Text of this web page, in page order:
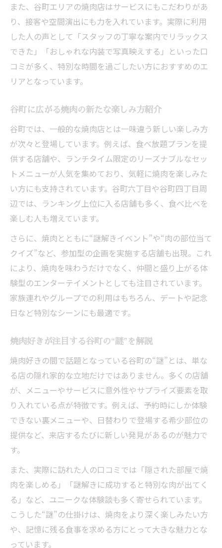
焼肉で盛り上がる谷町独自のエンタメ体験
仲間と一緒に楽しむ谷町焼肉の新提案
谷町の焼肉エンタメで会話が弾む理由
焼肉好きが集う谷町の独自サービス紹介
谷町焼肉で体験するユニークな集まり方
また、谷町エリアの焼肉店はサービスにもこだわりがあ
り、接客や空間演出にも力を入れています。実際に利用
した人の声として「スタッフの丁寧な案内でリラックス
できた」「おしゃれな内装で写真映えする」といった口
コミが多く、特別な時間を過ごしたい方におすすめのエ
リアとなっています。
谷町に広がる焼肉の新たな楽しみ方紹介
谷町では、一般的な焼肉店とは一味違う新しい楽しみ方
が次々と登場しています。例えば、食べ放題プランを提
供する店舗や、ランチタイム限定のリーズナブルなセッ
トメニューが人気を集めており、気軽に焼肉を楽しみた
い方にも支持されています。谷町六丁目や谷町四丁目周
辺では、ランキング上位に入る店舗も多く、食べ比べを
楽しむ人も増えています。
さらに、焼肉とともに“謎解きイベント”や“肉の部位当て
クイズ”など、参加型の企画を実施する店舗も出現。これ
により、焼肉を味わうだけでなく、仲間と盛り上がる体
験型のエンターテイメントとしても注目されています。
家族連れやグループでの利用はもちろん、デートや記念
日など特別なシーンにも最適です。
焼肉好きが注目する谷町の“謎”を解説
焼肉好きの間で話題となっている谷町の“謎”とは、単な
る店の隠れ家的な立地だけではありません。多くの店舗
が、メニューやサービスに意外性やサプライズ要素を取
り入れている点が特徴です。例えば、予約時にしか体験
できない裏メニューや、日替わりで登場する希少部位の
提供など、来店するたびに新しい発見があるのが魅力で
す。
また、実際に訪れた人の口コミでは「隠された部屋で焼
肉を楽しめる」「謎解きに成功すると特別な肉が出てく
る」など、ユニークな体験談も多く寄せられています。
こうした“謎”の仕掛けは、焼肉をより深く楽しみたい方
や、記憶に残る食事を求める方にとって大きな魅力とな
っています。